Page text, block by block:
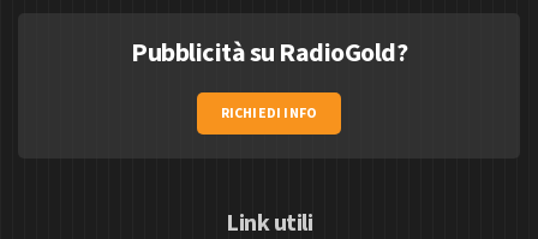
Pubblicità su RadioGold?
RICHIEDI INFO
Link utili